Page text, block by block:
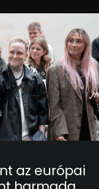
az európai